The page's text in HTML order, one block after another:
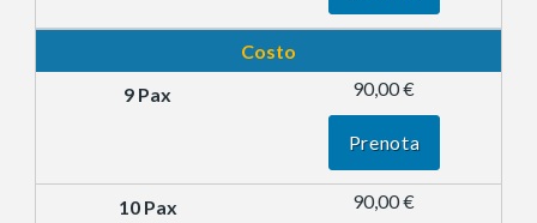
Costo
90,00 €
Prenota
90,00 €